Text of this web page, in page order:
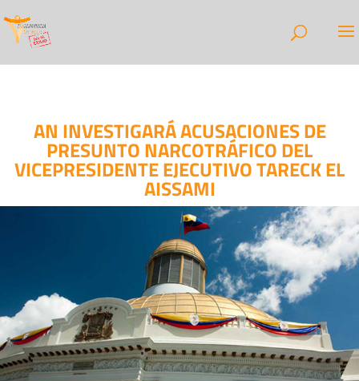
AN INVESTIGARÁ ACUSACIONES DE
PRESUNTO NARCOTRÁFICO DEL
VICEPRESIDENTE EJECUTIVO TARECK EL
AISSAMI